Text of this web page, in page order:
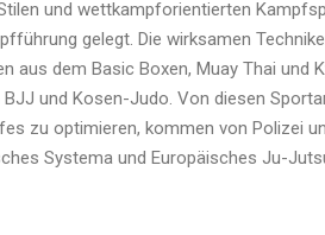
und wettkampforientierten
gelegt. Die wirksamen
aus dem Basic Boxen, Muay Thai
und Kosen-Judo. Von diesen
zu optimieren, kommen von Polizei
Systema und Europäisches Ju-